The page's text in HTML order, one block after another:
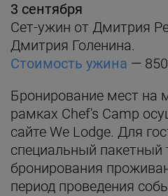
3 сентября
Сет-ужин от Дмитрия
Дмитрия Голенина.
Стоимость ужина —
Бронирование мест на
рамках Chef's Camp
сайте We Lodge. Для
специальный пакетный
бронирования
период проведения